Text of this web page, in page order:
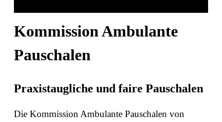
Kommission Ambulante
Pauschalen
Praxistaugliche und faire Pauschalen
Die Kommission Ambulante Pauschalen von